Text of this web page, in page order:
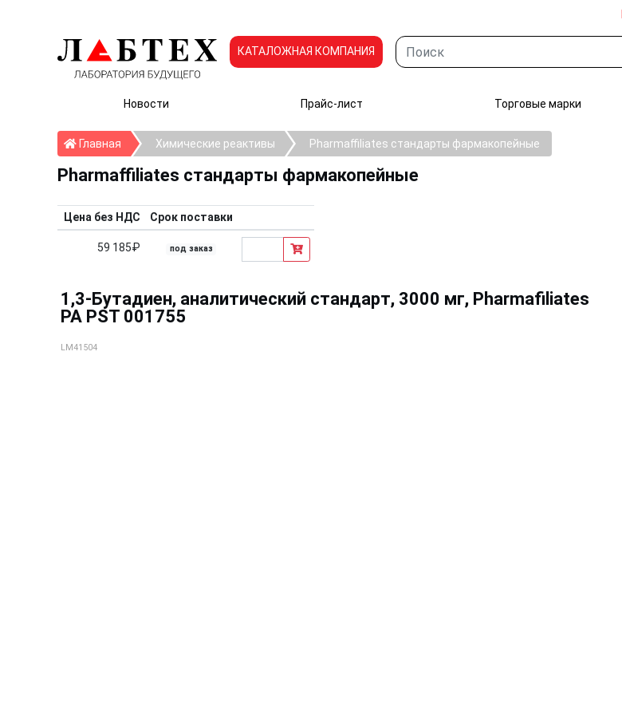
КАТАЛОЖНАЯ КОМПАНИЯ
Новости Прайс-лист Торговые марки
ГлавнаяГлавнаяХимические реактивы Pharmaffiliates стандарты фармакопейные
Pharmaffiliates стандарты фармакопейные
Цена без НДС Срок поставки
59 185₽ под заказ
1,3-Бутадиен, аналитический стандарт, 3000 мг, Pharmafiliates
PA PST 001755
LM41504